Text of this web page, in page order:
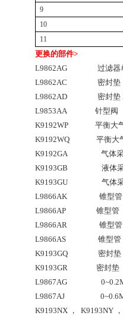
9
10
11
更换的部件>
L9862AG
过滤器
L9862AC
密封垫
L9862AD
密封垫
L9853AA
针型阀
K9192WP
平衡大
K9192WQ
平衡大
K9192GA
气体
K9193GB
液体
K9193GU
气体
L9866AK
锥型管
L9866AP
锥型管
L9866AR
锥型管
L9866AS
锥型管
K9193GQ
密封垫
K9193GR
密封垫
L9867AG
L9867AJ
K9193NX ， K9193NY ，